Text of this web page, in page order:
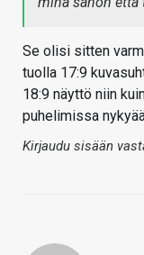
Se olisi sitten
tuolla 17:9
18:9 näyttö niin
puhelimissa
Kirjaudu sisään